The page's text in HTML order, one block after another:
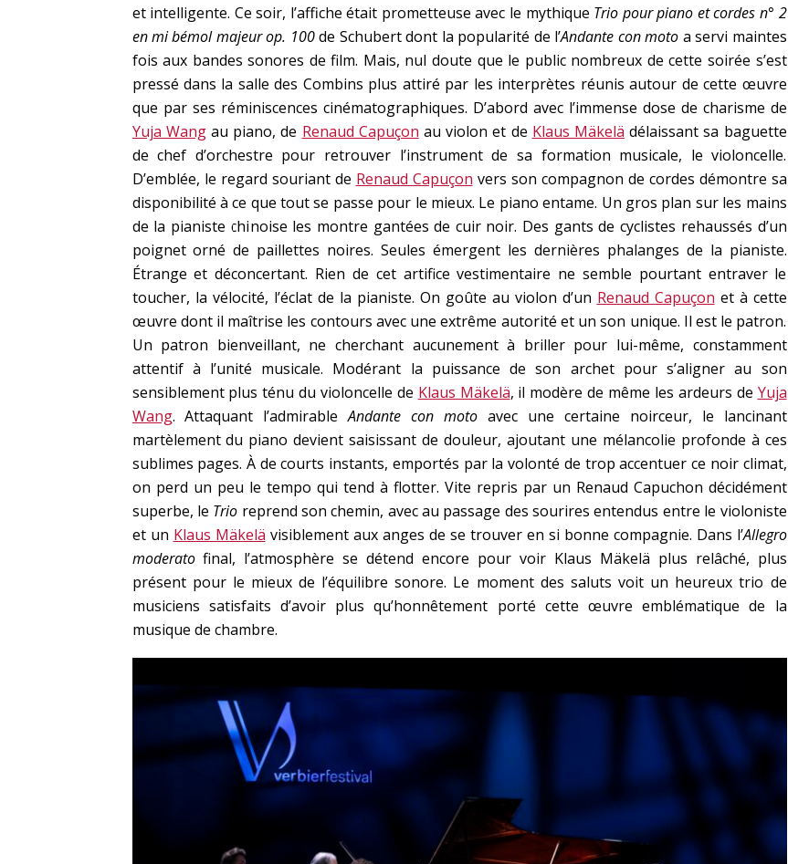
et intelligente. Ce soir, l’affiche était prometteuse avec le mythique Trio pour piano et cordes n° 2
en mi bémol majeur op. 100de Schubert dont la popularité de l’Andante con moto a servi maintes
fois aux bandes sonores de film. Mais, nul doute que le public nombreux de cette soirée s’est
pressé dans la salle des Combins plus attiré par les interprètes réunis autour de cette œuvre
que par ses réminiscences cinématographiques. D’abord avec l’immense dose de charisme de
Yuja Wangau piano, de Renaud Capuçon au violon et de Klaus Mäkelä délaissant sa baguette
de chef d’orchestre pour retrouver l’instrument de sa formation musicale, le violoncelle.
D’emblée, le regard souriant de Renaud Capuçon vers son compagnon de cordes démontre sa
disponibilité à ce que tout se passe pour le mieux. Le piano entame. Un gros plan sur les mains
de la pianiste chinoise les montre gantées de cuir noir. Des gants de cyclistes rehaussés d’un
poignet orné de paillettes noires. Seules émergent les dernières phalanges de la pianiste.
Étrange et déconcertant. Rien de cet artifice vestimentaire ne semble pourtant entraver le
toucher, la vélocité, l’éclat de la pianiste. On goûte au violon d’un Renaud Capuçon et à cette
œuvre dont il maîtrise les contours avec une extrême autorité et un son unique. Il est le patron.
Un patron bienveillant, ne cherchant aucunement à briller pour lui-même, constamment
attentif à l’unité musicale. Modérant la puissance de son archet pour s’aligner au son
sensiblement plus ténu du violoncelle de Klaus Mäkelä, il modère de même les ardeurs de Yuja
Wang. Attaquant l’admirableAndante con moto avec une certaine noirceur, le lancinant
martèlement du piano devient saisissant de douleur, ajoutant une mélancolie profonde à ces
sublimes pages. À de courts instants, emportés par la volonté de trop accentuer ce noir climat,
on perd un peu le tempo qui tend à flotter. Vite repris par un Renaud Capuchon décidément
superbe, le Trio reprend son chemin, avec au passage des sourires entendus entre le violoniste
et un Klaus Mäkelä visiblement aux anges de se trouver en si bonne compagnie. Dans l’Allegro
moderatofinal, l’atmosphère se détend encore pour voir Klaus Mäkelä plus relâché, plus
présent pour le mieux de l’équilibre sonore. Le moment des saluts voit un heureux trio de
musiciens satisfaits d’avoir plus qu’honnêtement porté cette œuvre emblématique de la
musique de chambre.